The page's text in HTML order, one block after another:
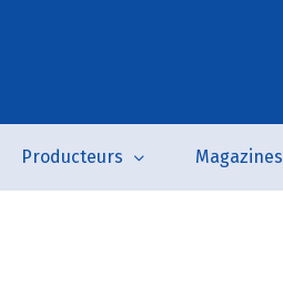
Producteurs Magazines